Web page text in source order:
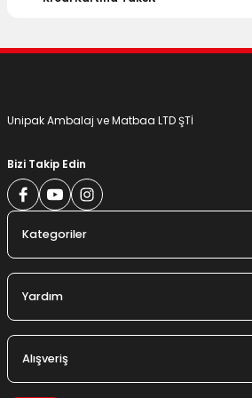
Unipak Ambalaj ve Matbaa LTD ŞTİ
Bizi Takip Edin
Kategoriler
Yardım
Alışveriş